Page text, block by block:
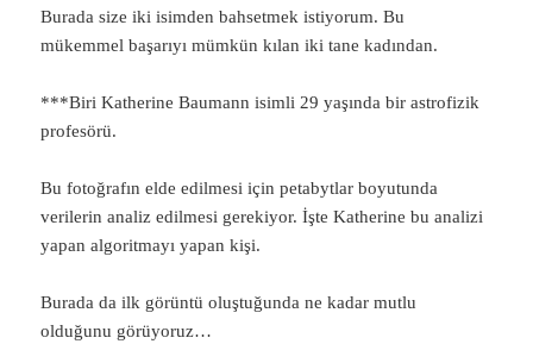
Burada size iki isimden bahsetmek istiyorum. Bu
mükemmel başarıyı mümkün kılan iki tane kadından.
***Biri Katherine Baumann isimli 29 yaşında bir astrofizik
profesörü.
Bu fotoğrafın elde edilmesi için petabytlar boyutunda
verilerin analiz edilmesi gerekiyor. İşte Katherine bu analizi
yapan algoritmayı yapan kişi.
Burada da ilk görüntü oluştuğunda ne kadar mutlu
olduğunu görüyoruz…